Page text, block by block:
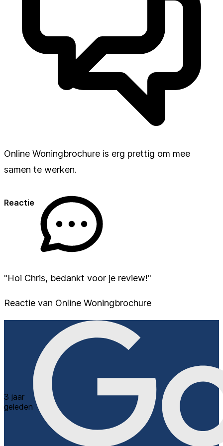
Online Woningbrochure is erg prettig om mee
samen te werken.
Reactie
"Hoi Chris, bedankt voor je review!"
Reactie van Online Woningbrochure
3 jaar
geleden